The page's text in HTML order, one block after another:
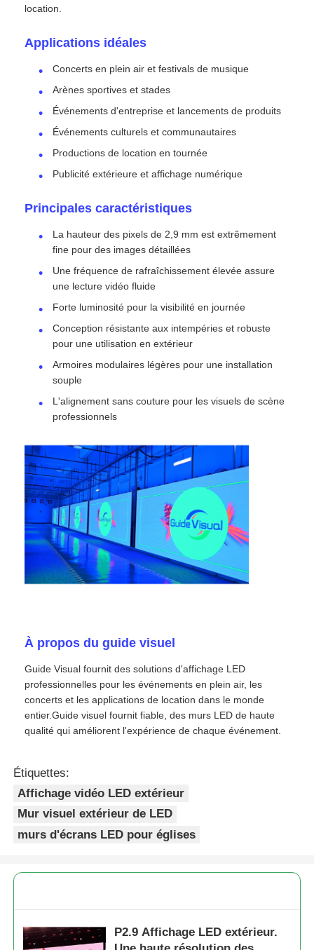
Panneau d'affichage led extérieur
location.
Applications idéales
Concerts en plein air et festivals de musique
Arènes sportives et stades
Événements d'entreprise et lancements de produits
Événements culturels et communautaires
Productions de location en tournée
Publicité extérieure et affichage numérique
Principales caractéristiques
La hauteur des pixels de 2,9 mm est extrêmement
fine pour des images détaillées
Une fréquence de rafraîchissement élevée assure
une lecture vidéo fluide
Forte luminosité pour la visibilité en journée
Conception résistante aux intempéries et robuste
pour une utilisation en extérieur
Armoires modulaires légères pour une installation
souple
L'alignement sans couture pour les visuels de scène
professionnels
À propos du guide visuel
Guide Visual fournit des solutions d'affichage LED
professionnelles pour les événements en plein air, les
concerts et les applications de location dans le monde
entier.Guide visuel fournit fiable, des murs LED de haute
qualité qui améliorent l'expérience de chaque événement.
Étiquettes:
Affichage vidéo LED extérieur
Mur visuel extérieur de LED
murs d'écrans LED pour églises
P2.9 Affichage LED extérieur.